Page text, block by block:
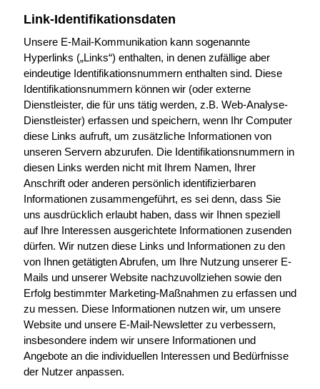
Link-Identifikationsdaten
Unsere E-Mail-Kommunikation kann sogenannte
Hyperlinks („Links“) enthalten, in denen zufällige aber
eindeutige Identifikationsnummern enthalten sind. Diese
Identifikationsnummern können wir (oder externe
Dienstleister, die für uns tätig werden, z.B. Web-Analyse-
Dienstleister) erfassen und speichern, wenn Ihr Computer
diese Links aufruft, um zusätzliche Informationen von
unseren Servern abzurufen. Die Identifikationsnummern in
diesen Links werden nicht mit Ihrem Namen, Ihrer
Anschrift oder anderen persönlich identifizierbaren
Informationen zusammengeführt, es sei denn, dass Sie
uns ausdrücklich erlaubt haben, dass wir Ihnen speziell
auf Ihre Interessen ausgerichtete Informationen zusenden
dürfen. Wir nutzen diese Links und Informationen zu den
von Ihnen getätigten Abrufen, um Ihre Nutzung unserer E-
Mails und unserer Website nachzuvollziehen sowie den
Erfolg bestimmter Marketing-Maßnahmen zu erfassen und
zu messen. Diese Informationen nutzen wir, um unsere
Website und unsere E-Mail-Newsletter zu verbessern,
insbesondere indem wir unsere Informationen und
Angebote an die individuellen Interessen und Bedürfnisse
der Nutzer anpassen.